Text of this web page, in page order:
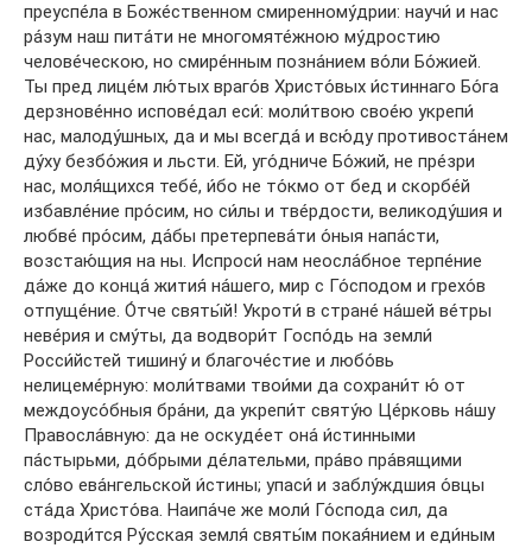
преуспе́ла в Боже́ственном смиренному́дрии: научи́ и нас
ра́зум наш пита́ти не многомяте́жною му́дростию
челове́ческою, но смире́нным позна́нием во́ли Бо́жией.
Ты пред лице́м лю́тых враго́в Христо́вых и́стиннаго Бо́га
дерзнове́нно испове́дал еси́: моли́твою свое́ю укрепи́
нас, малоду́шных, да и мы всегда́ и всю́ду противоста́нем
ду́ху безбо́жия и льсти. Ей, уго́дниче Бо́жий, не пре́зри
нас, моля́щихся тебе́, и́бо не то́кмо от бед и скорбе́й
избавле́ние про́сим, но си́лы и тве́рдости, великоду́шия и
любве́ про́сим, да́бы претерпева́ти о́ныя напа́сти,
возстаю́щия на ны. Испроси́ нам неосла́бное терпе́ние
да́же до конца́ жития́ на́шего, мир с Го́сподом и грехо́в
отпуще́ние. О́тче святы́й! Укроти́ в стране́ на́шей ве́тры
неве́рия и сму́ты, да водвори́т Госпо́дь на земли́
Росси́йстей тишину́ и благоче́стие и любо́вь
нелицеме́рную: моли́твами твои́ми да сохрани́т ю́ от
междоусо́бныя бра́ни, да укрепи́т святу́ю Це́рковь на́шу
Правосла́вную: да не оскуде́ет она́ и́стинными
па́стырьми, до́брыми де́лательми, пра́во пра́вящими
сло́во ева́нгельской и́стины; упаси́ и заблу́ждшия о́вцы
ста́да Христо́ва. Наипа́че же моли́ Го́спода сил, да
возроди́тся Ру́сская земля́ святы́м покая́нием и еди́ным